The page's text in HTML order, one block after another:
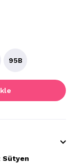
95B
Sütyen